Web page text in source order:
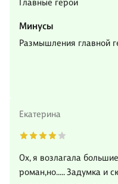
Главные герои
Минусы
Размышления главной
Екатерина
Ох, я возлагала
роман,но..... Задумка и